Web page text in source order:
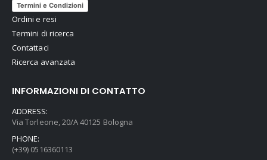
Termini e Condizioni
Ordini e resi
Termini di ricerca
Contattaci
Ricerca avanzata
INFORMAZIONI DI CONTATTO
ADDRESS:
Via Torleone, 20/A 40125 Bologna
PHONE:
(+39) 0516360113